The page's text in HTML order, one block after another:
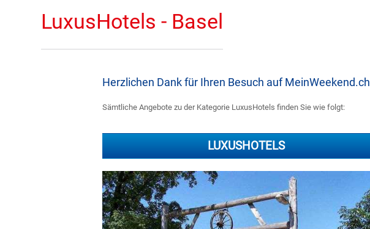
LuxusHotels - Basel
Herzlichen Dank für Ihren Besuch auf MeinWeekend.ch
Sämtliche Angebote zu der Kategorie LuxusHotels finden Sie wie folgt:
LUXUSHOTELS